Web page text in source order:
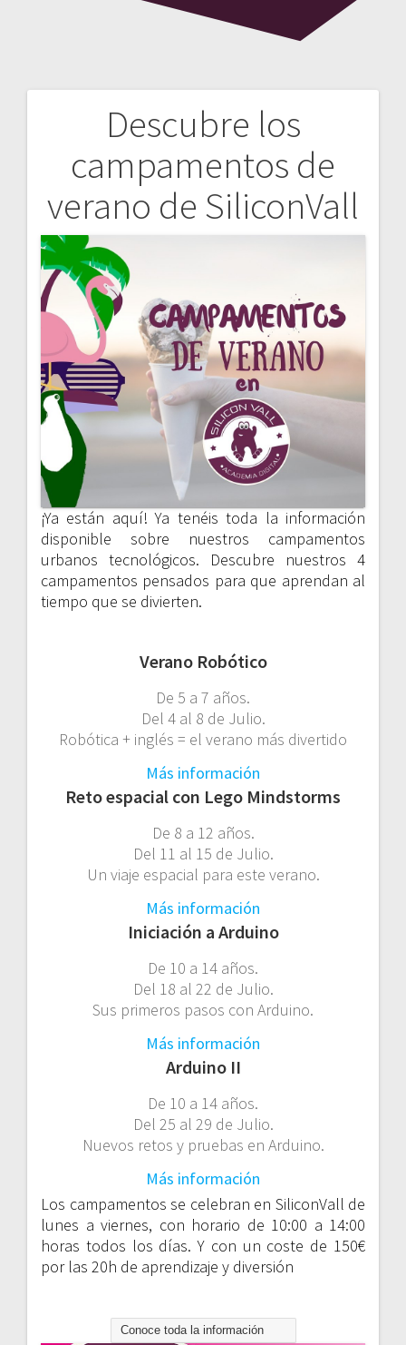
Descubre los
campamentos de
verano de SiliconVall
¡Ya están aquí! Ya tenéis toda la información
disponible sobre nuestros campamentos
urbanos tecnológicos. Descubre nuestros 4
campamentos pensados para que aprendan al
tiempo que se divierten.
Verano Robótico
De 5 a 7 años.
Del 4 al 8 de Julio.
Robótica + inglés = el verano más divertido
Más información
Reto espacial con Lego Mindstorms
De 8 a 12 años.
Del 11 al 15 de Julio.
Un viaje espacial para este verano.
Más información
Iniciación a Arduino
De 10 a 14 años.
Del 18 al 22 de Julio.
Sus primeros pasos con Arduino.
Más información
Arduino II
De 10 a 14 años.
Del 25 al 29 de Julio.
Nuevos retos y pruebas en Arduino.
Más información
Los campamentos se celebran en SiliconVall de
lunes a viernes, con horario de 10:00 a 14:00
horas todos los días. Y con un coste de 150€
por las 20h de aprendizaje y diversión
Conoce toda la información
Navegación
entradas